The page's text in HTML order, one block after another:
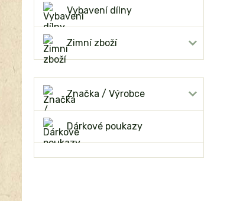
Vybavení dílny
Zimní zboží
Značka / Výrobce
Dárkové poukazy